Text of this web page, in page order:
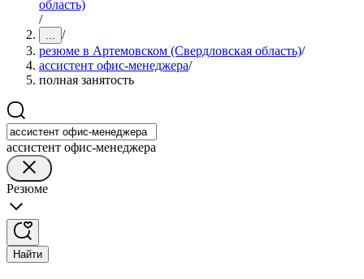
область)
/
... /
резюме в Артемовском (Свердловская область)/
ассистент офис-менеджера/
полная занятость
ассистент офис-менеджера
Резюме
Найти